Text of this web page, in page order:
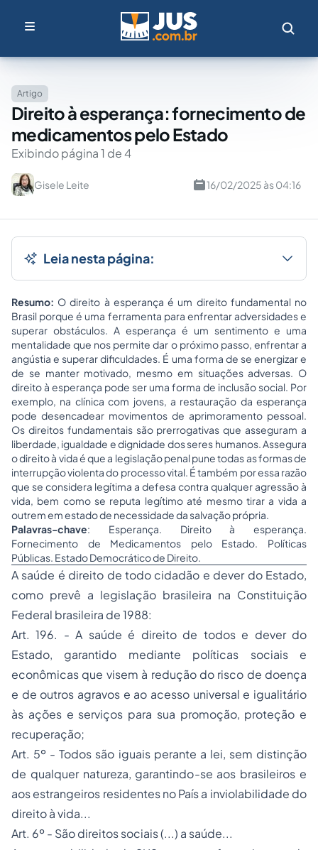
Artigo
Direito à esperança: fornecimento de
medicamentos pelo Estado
Exibindo página 1 de 4
Gisele Leite 16/02/2025 às 04:16
Leia nesta página:
Resumo: O direito à esperança é um direito fundamental no
Brasil porque é uma ferramenta para enfrentar adversidades e
superar obstáculos. A esperança é um sentimento e uma
mentalidade que nos permite dar o próximo passo, enfrentar a
angústia e superar dificuldades. É uma forma de se energizar e
de se manter motivado, mesmo em situações adversas. O
direito à esperança pode ser uma forma de inclusão social. Por
exemplo, na clínica com jovens, a restauração da esperança
pode desencadear movimentos de aprimoramento pessoal.
Os direitos fundamentais são prerrogativas que asseguram a
liberdade, igualdade e dignidade dos seres humanos. Assegura
o direito à vida é que a legislação penal pune todas as formas de
interrupção violenta do processo vital. É também por essa razão
que se considera legítima a defesa contra qualquer agressão à
vida, bem como se reputa legítimo até mesmo tirar a vida a
outrem em estado de necessidade da salvação própria.
Palavras-chave: Esperança. Direito à esperança.
Fornecimento de Medicamentos pelo Estado. Políticas
Públicas. Estado Democrático de Direito.
A saúde é direito de todo cidadão e dever do Estado,
como prevê a legislação brasileira na Constituição
Federal brasileira de 1988:
Art. 196. - A saúde é direito de todos e dever do
Estado, garantido mediante políticas sociais e
econômicas que visem à redução do risco de doença
e de outros agravos e ao acesso universal e igualitário
às ações e serviços para sua promoção, proteção e
recuperação;
Art. 5º - Todos são iguais perante a lei, sem distinção
de qualquer natureza, garantindo-se aos brasileiros e
aos estrangeiros residentes no País a inviolabilidade do
direito à vida...
Art. 6º - São direitos sociais (...) a saúde...